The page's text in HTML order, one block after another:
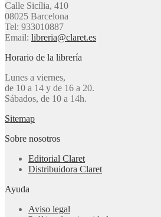
Calle Sicília, 410
08025 Barcelona
Tel: 933010887
Email: libreria@claret.es
Horario de la librería
Lunes a viernes,
de 10 a 14 y de 16 a 20.
Sábados, de 10 a 14h.
Sitemap
Sobre nosotros
Editorial Claret
Distribuidora Claret
Ayuda
Aviso legal